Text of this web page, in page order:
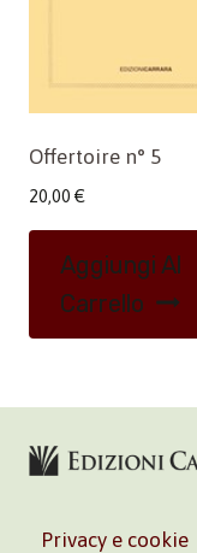
Offertoire n° 5
20,00 €
Aggiungi Al
Carrello
Privacy e cookie